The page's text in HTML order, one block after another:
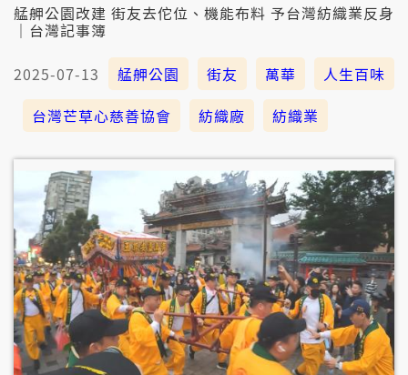
艋舺公園改建 街友去佗位、機能布料 予台灣紡織業反身
｜台灣記事簿
2025-07-13 艋舺公園 街友 萬華
人生百味
台灣芒草心慈善協會
紡織廠 紡織業